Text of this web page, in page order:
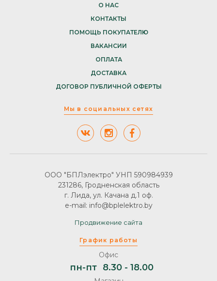
О НАС
КОНТАКТЫ
ПОМОЩЬ ПОКУПАТЕЛЮ
ВАКАНСИИ
ОПЛАТА
ДОСТАВКА
ДОГОВОР ПУБЛИЧНОЙ ОФЕРТЫ
Мы в социальных сетях
График работы
Офис
пн-пт 8.30 - 18.00
ООО "БПЛэлектро" УНП 590984939
231286, Гродненская область
г. Лида, ул. Качана д.1 оф.
e-mail: info@bplelektro.by
Продвижение сайта